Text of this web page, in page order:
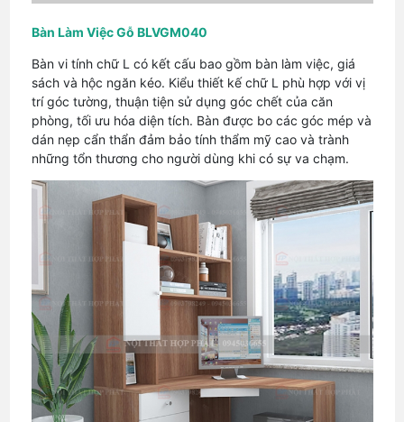
Bàn Làm Việc Gỗ BLVGM040
Bàn vi tính chữ L có kết cấu bao gồm bàn làm việc, giá
sách và hộc ngăn kéo. Kiểu thiết kế chữ L phù hợp với vị
trí góc tường, thuận tiện sử dụng góc chết của căn
phòng, tối ưu hóa diện tích. Bàn được bo các góc mép và
dán nẹp cẩn thẩn đảm bảo tính thẩm mỹ cao và trành
những tổn thương cho người dùng khi có sự va chạm.